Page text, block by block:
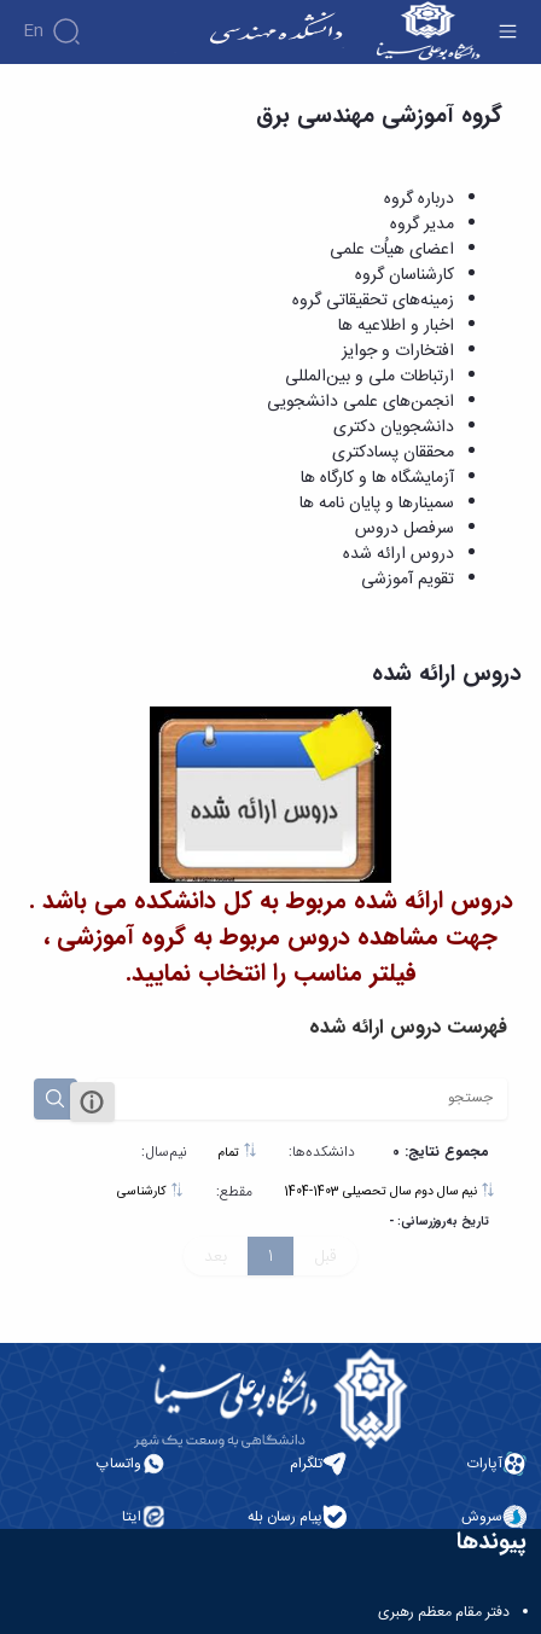
En
دانشکده
تاریخچه
ریاست
دانشکده
روسای
پیشین
افتخارات
آلبوم
عکس
اطلاعات
تماس
سازمان
دانشکده
معاونت
آموزشی
معاونت
پژوهشی
معاونت
کمیته
منتخب
کارشناسی
فرم
ها
و
آئین
نامه
ها
آیین‌نامه‌های
معاونت
آموزشی
تحصیلات
تکمیلی
فرم
ها
و
آئین
و
پایان
پژوهش
هفته
پژوهش
کارگاه ها
آزمایشگاه
گروه
برق
گروه
عمران
گروه
مکانیک
گروه
مواد
گروه
صنایع
نشریات
پژوهش
Stress
Analysis
صنعت
مرتبط
ملی
نخبگان
شرکت
های
و
های
فرم
های
اساتید
دانشکده
اساتید
بازنشسته
کارکنان
دانشکده
مهندسی
آموزشی
مهندسی
برق
مهندسی
مواد
مهندسی
عمران
مهندسی
صنایع
مهندسی
مکانیک
دروس ارائه شده - دانشکده فنی و مهندسی
گروه آموزشی مهندسی برق
درباره گروه
مدیر گروه
اعضای هیاُت علمی
کارشناسان گروه
زمینه‌های تحقیقاتی گروه
اخبار و اطلاعیه ها
افتخارات و جوایز
ارتباطات ملی و بین‌المللی
انجمن‌های علمی دانشجویی
دانشجویان دکتری
محققان پسادکتری
آزمایشگاه ها و کارگاه ها
سمینارها و پایان نامه ها
سرفصل دروس
دروس ارائه شده
تقویم آموزشی
دروس ارائه شده
دروس ارائه شده مربوط به کل دانشکده می باشد .
جهت مشاهده دروس مربوط به گروه آموزشی ،
فیلتر مناسب را انتخاب نمایید.
فهرست دروس ارائه شده
مجموع نتایج: 0 دانشکده‌ها: نیم‌سال:
مقطع: کارشناسی
تاریخ به‌روزرسانی: -
قبل 1 بعد
آپارات تلگرام واتساپ
سروش پیام رسان بله ایتا
پیوندها
دفتر مقام معظم رهبری